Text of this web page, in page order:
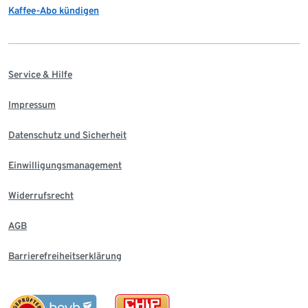
Kaffee-Abo kündigen
Service & Hilfe
Impressum
Datenschutz und Sicherheit
Einwilligungsmanagement
Widerrufsrecht
AGB
Barrierefreiheitserklärung